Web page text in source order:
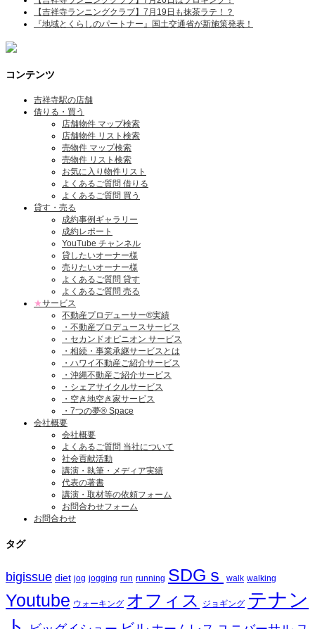
【吉祥寺ランニングクラブ】7月19日も抹茶ラテ！？
『地域とくらしのパートナー』国土交通省が新施策発表！
コンテンツ
吉祥寺駅の店舗
借りる・買う
店舗物件 マップ検索
店舗物件 リスト検索
売物件 マップ検索
売物件 リスト検索
お気に入り物件リスト
よくあるご質問 借りる
よくあるご質問 買う
貸す・売る
成約事例ギャラリー
成約レポート
YouTube チャンネル
貸したいオーナー様
売りたいオーナー様
よくあるご質問 貸す
よくあるご質問 売る
★サービス
不動産プロデューサー®実績
・不動産プロデュースサービス
・セカンドオピニオン サービス
・相続・事業承継サービスとは
・ハワイ不動産ご紹介サービス
・沖縄不動産ご紹介サービス
・シェアサイクルサービス
・空き地空き家サービス
・7つの夢® Space
会社概要
会社概要
よくあるご質問 当社について
社会貢献活動
講演・執筆・メディア実績
代表の著書
講演・取材等の依頼フォーム
お問合わせフォーム
お問合わせ
タグ
bigissue diet jog jogging run running SDGｓ walk walking
Youtube ウォーキング オフィス ジョギング テナン